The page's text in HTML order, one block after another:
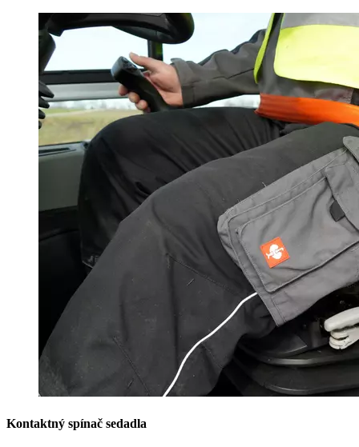
Kontaktný spínač sedadla